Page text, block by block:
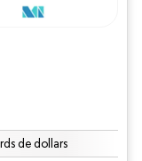
de dollars